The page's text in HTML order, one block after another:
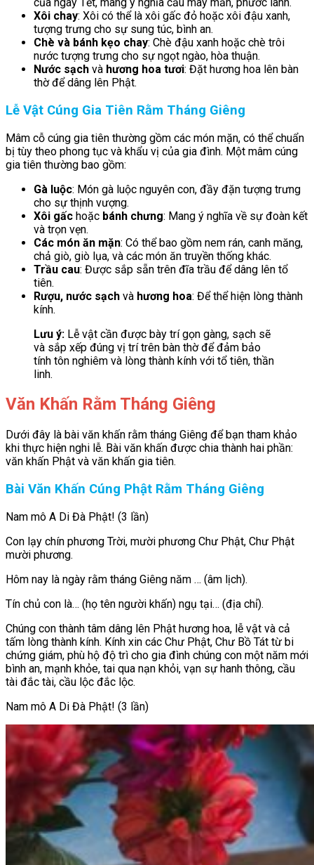
Xôi chay: Xôi có thể là xôi gấc đỏ hoặc xôi đậu xanh,
tượng trưng cho sự sung túc, bình an.
Chè và bánh kẹo chay: Chè đậu xanh hoặc chè trôi
nước tượng trưng cho sự ngọt ngào, hòa thuận.
Nước sạch và hương hoa tươi: Đặt hương hoa lên bàn
thờ để dâng lên Phật.
Lễ Vật Cúng Gia Tiên Rằm Tháng Giêng
Mâm cỗ cúng gia tiên thường gồm các món mặn, có thể chuẩn
bị tùy theo phong tục và khẩu vị của gia đình. Một mâm cúng
gia tiên thường bao gồm:
Gà luộc: Món gà luộc nguyên con, đầy đặn tượng trưng
cho sự thịnh vượng.
Xôi gấc hoặc bánh chưng: Mang ý nghĩa về sự đoàn kết
và trọn vẹn.
Các món ăn mặn: Có thể bao gồm nem rán, canh măng,
chả giò, giò lụa, và các món ăn truyền thống khác.
Trầu cau: Được sắp sẵn trên đĩa trầu để dâng lên tổ
tiên.
Rượu, nước sạch và hương hoa: Để thể hiện lòng thành
kính.
Lưu ý: Lễ vật cần được bày trí gọn gàng, sạch sẽ
và sắp xếp đúng vị trí trên bàn thờ để đảm bảo
tính tôn nghiêm và lòng thành kính với tổ tiên, thần
linh.
Văn Khấn Rằm Tháng Giêng
Dưới đây là bài văn khấn rằm tháng Giêng để bạn tham khảo
khi thực hiện nghi lễ. Bài văn khấn được chia thành hai phần:
văn khấn Phật và văn khấn gia tiên.
Bài Văn Khấn Cúng Phật Rằm Tháng Giêng
Nam mô A Di Đà Phật! (3 lần)
Con lạy chín phương Trời, mười phương Chư Phật, Chư Phật
mười phương.
Hôm nay là ngày rằm tháng Giêng năm … (âm lịch).
Tín chủ con là… (họ tên người khấn) ngụ tại… (địa chỉ).
Chúng con thành tâm dâng lên Phật hương hoa, lễ vật và cả
tấm lòng thành kính. Kính xin các Chư Phật, Chư Bồ Tát từ bi
chứng giám, phù hộ độ trì cho gia đình chúng con một năm mới
bình an, mạnh khỏe, tai qua nạn khỏi, vạn sự hanh thông, cầu
tài đắc tài, cầu lộc đắc lộc.
Nam mô A Di Đà Phật! (3 lần)